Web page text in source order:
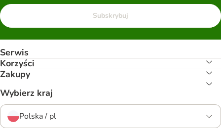
Subskrybuj
Serwis
Korzyści
Zakupy
Wybierz kraj
Polska / pl